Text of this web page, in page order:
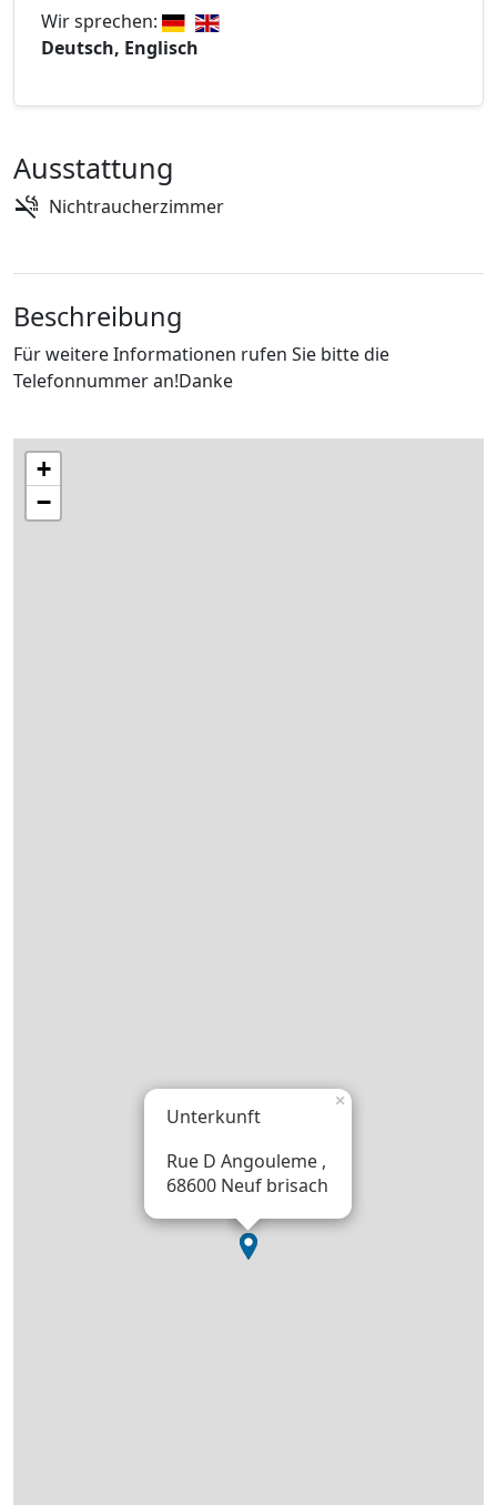
Wir sprechen:
Deutsch, Englisch
Ausstattung
Nichtraucherzimmer
Beschreibung
Für weitere Informationen rufen Sie bitte die
Telefonnummer an!Danke
Unterkunft
Rue D Angouleme ,
68600 Neuf brisach
×
+
−